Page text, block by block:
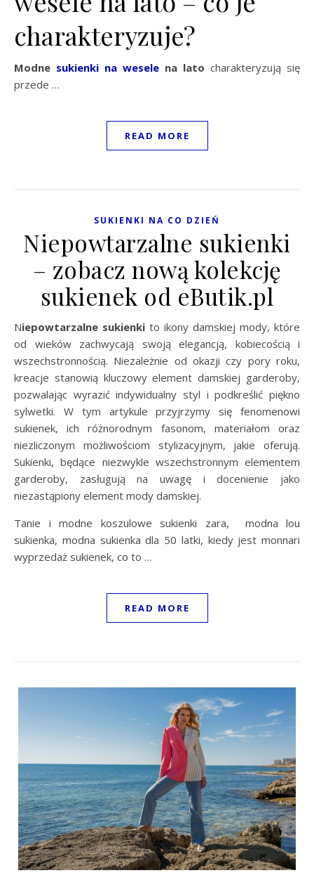
charakteryzuje?
Modne sukienki na wesele na lato charakteryzują się
przede …
READ MORE
SUKIENKI NA CO DZIEŃ
Niepowtarzalne sukienki
– zobacz nową kolekcję
sukienek od eButik.pl
Niepowtarzalne sukienki to ikony damskiej mody, które
od wieków zachwycają swoją elegancją, kobiecością i
wszechstronnością. Niezależnie od okazji czy pory roku,
kreacje stanowią kluczowy element damskiej garderoby,
pozwalając wyrazić indywidualny styl i podkreślić piękno
sylwetki. W tym artykule przyjrzymy się fenomenowi
sukienek, ich różnorodnym fasonom, materiałom oraz
niezliczonym możliwościom stylizacyjnym, jakie oferują.
Sukienki, będące niezwykle wszechstronnym elementem
garderoby, zasługują na uwagę i docenienie jako
niezastąpiony element mody damskiej.
Tanie i modne koszulowe sukienki zara, modna lou
sukienka, modna sukienka dla 50 latki, kiedy jest monnari
wyprzedaż sukienek, co to …
READ MORE